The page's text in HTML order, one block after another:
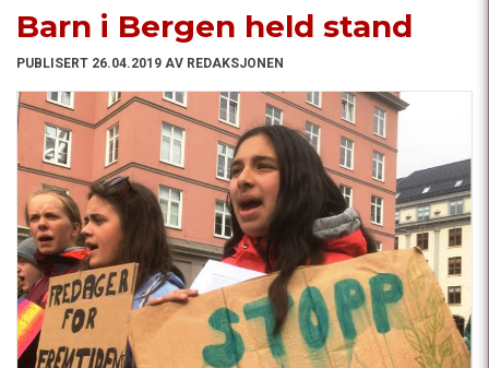
Barn i Bergen held stand
PUBLISERT 26.04.2019 AV REDAKSJONEN